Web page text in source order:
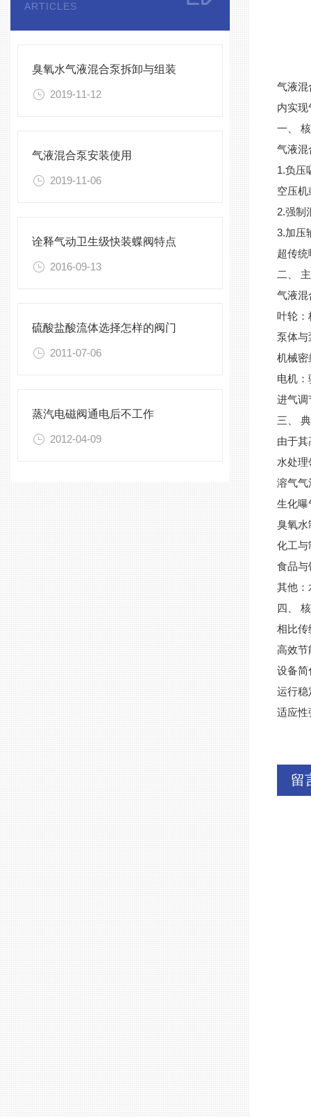
ARTICLES
臭氧水气液混合泵拆卸与组装
2019-11-12
气液混合泵安装使用
2019-11-06
诠释气动卫生级快装蝶阀特点
2016-09-13
硫酸盐酸流体选择怎样的阀门
2011-07-06
蒸汽电磁阀通电后不工作
2012-04-09
气液混
内实
一、
气液混
1.负压
空压
2.强制
3.加压
超传
二、
气液混
叶轮：
泵体与
机械密
电机
进气调
三、
由于
水处
溶气气
生化曝
臭氧水
化工与
食品与
其他：
四、
相比传
高效节
设备简
运行稳
适应性
留